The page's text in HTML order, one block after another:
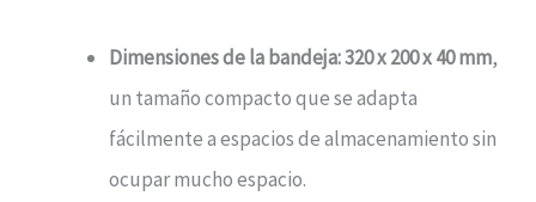
Dimensiones de la bandeja:320 x 200 x 40 mm,
un tamaño compacto que se adapta
fácilmente a espacios de almacenamiento sin
ocupar mucho espacio.